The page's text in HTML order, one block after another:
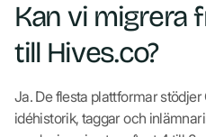
Kan vi migrera
till Hives.co?
Ja. De flesta plattformar
idéhistorik, taggar och